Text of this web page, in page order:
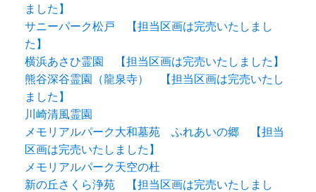
ました】
サニーパーク松戸 【担当区画は完売いたしまし
た】
横浜あさひ霊園 【担当区画は完売いたしました】
熊谷深谷霊園（龍泉寺） 【担当区画は完売いたし
ました】
川崎清風霊園
メモリアルパーク大和墓苑 ふれあいの郷 【担当
区画は完売いたしました】
メモリアルパーク天空の杜
新の丘さくら浄苑 【担当区画は完売いたしまし